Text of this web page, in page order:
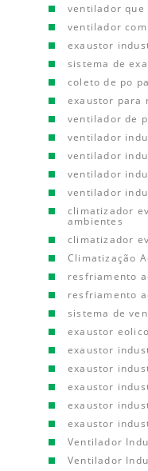
ventilador que
ventilador
exaustor
sistema de
coleto de po
exaustor para
ventilador de
ventilador
ventilador
ventilador
ventilador
climatizador
ambientes
climatizador
Climatização
resfriamento
resfriamento
sistema de
exaustor
exaustor
exaustor
exaustor
exaustor
exaustor
Ventilador
Ventilador